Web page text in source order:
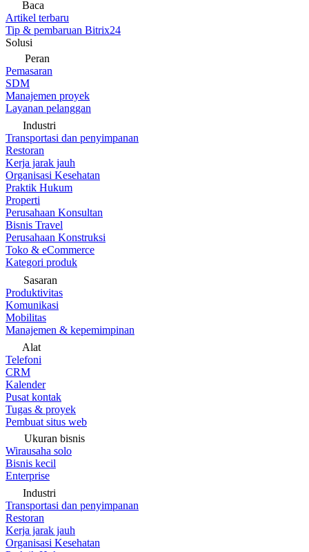
Baca
Artikel terbaru
Tip & pembaruan Bitrix24
Solusi
Peran
Pemasaran
SDM
Manajemen proyek
Layanan pelanggan
Industri
Transportasi dan penyimpanan
Restoran
Kerja jarak jauh
Organisasi Kesehatan
Praktik Hukum
Properti
Perusahaan Konsultan
Bisnis Travel
Perusahaan Konstruksi
Toko & eCommerce
Kategori produk
Sasaran
Produktivitas
Komunikasi
Mobilitas
Manajemen & kepemimpinan
Alat
Telefoni
CRM
Kalender
Pusat kontak
Tugas & proyek
Pembuat situs web
Ukuran bisnis
Wirausaha solo
Bisnis kecil
Enterprise
Industri
Transportasi dan penyimpanan
Restoran
Kerja jarak jauh
Organisasi Kesehatan